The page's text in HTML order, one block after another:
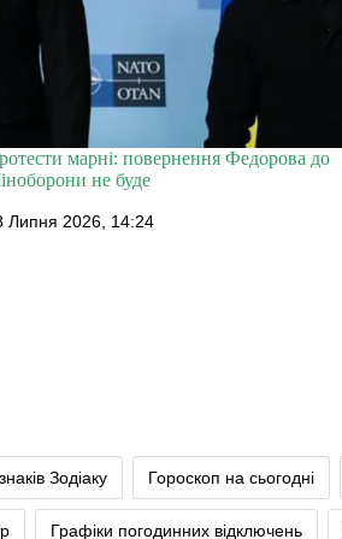
марні: повернення Федорова до
не буде
Липня 2026, 14:24
Зодіаку Гороскоп на сьогодні
Графіки погодинних відключень